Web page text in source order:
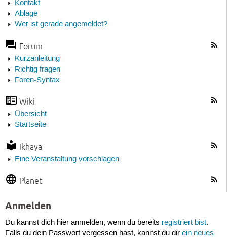
Kontakt
Ablage
Wer ist gerade angemeldet?
Forum
Kurzanleitung
Richtig fragen
Foren-Syntax
Wiki
Übersicht
Startseite
Ikhaya
Eine Veranstaltung vorschlagen
Planet
Anmelden
Du kannst dich hier anmelden, wenn du bereits registriert bist.
Falls du dein Passwort vergessen hast, kannst du dir ein neues